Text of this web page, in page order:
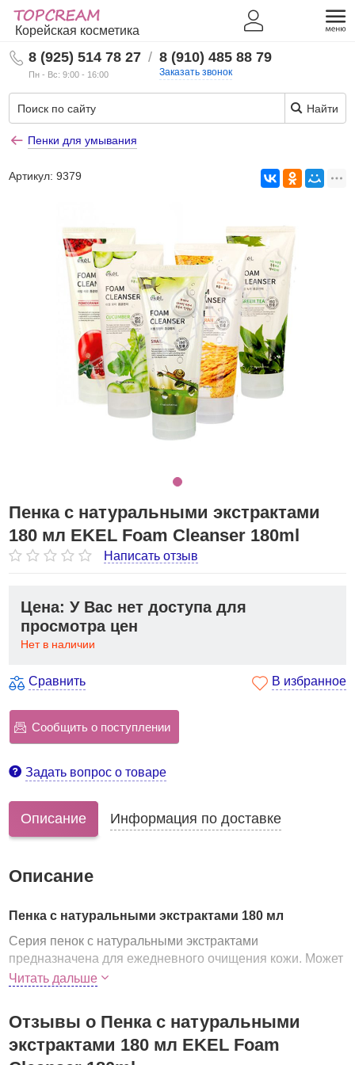
Корейская косметика
8 (925) 514 78 27
Пн - Вс: 9:00 - 16:00
/ 8 (910) 485 88 79
Заказать звонок
Найти
Пенки для умывания
Артикул:9379
Пенка с натуральными экстрактами
180 мл EKEL Foam Cleanser 180ml
Написать отзыв
Цена: У Вас нет доступа для
просмотра цен
Нет в наличии
Сравнить В избранное
Сообщить о поступлении
Задать вопрос о товаре
Описание Информация по доставке
Описание
Пенка с натуральными экстрактами 180 мл
Серия пенок с натуральными экстрактами
предназначена для ежедневного очищения кожи. Может
использоваться и для утреннего умывания, и для
компонентов и уходовых ингредиентов.
Каждая пенка прошла дерматологический контроль.
Читать дальше
Отзывы о Пенка с натуральными
экстрактами 180 мл EKEL Foam